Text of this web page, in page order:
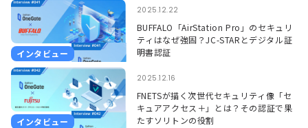
―
インタビュー
2025.12.22
BUFFALO「AirStation Pro」のセキュリ
ティはなぜ強固？JC-STARとデジタル証
明書認証
インタビュー
2025.12.16
FNETSが描く次世代セキュリティ像「セ
キュアアクセス＋」とは？その認証で果
たすソリトンの役割